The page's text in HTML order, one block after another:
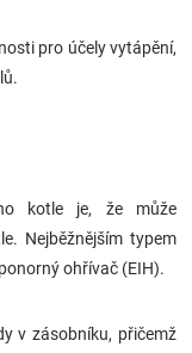
pro účely vytápění,
kotle je, že může
Nejběžnějším typem
ohřívač (EIH).
v zásobníku, přičemž